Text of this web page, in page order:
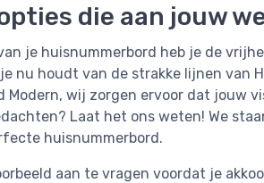
die aan jouw
je huisnummerbord heb je de
nu houdt van de strakke lijnen van
Modern, wij zorgen ervoor dat jouw
Laat het ons weten! We
huisnummerbord.
aan te vragen voordat je